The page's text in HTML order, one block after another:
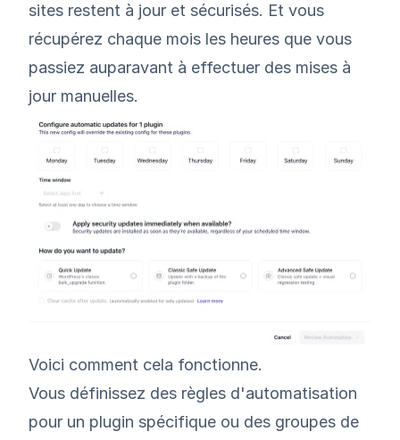
sites restent à jour et sécurisés. Et vous
récupérez chaque mois les heures que vous
passiez auparavant à effectuer des mises à
jour manuelles.
Voici comment cela fonctionne.
Vous définissez des règles d'automatisation
pour un plugin spécifique ou des groupes de